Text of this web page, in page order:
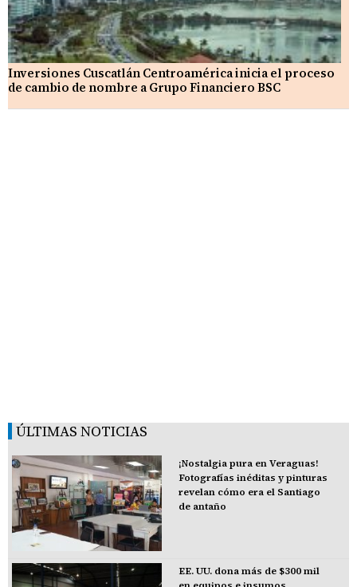
Inversiones Cuscatlán Centroamérica inicia el proceso
de cambio de nombre a Grupo Financiero BSC
ÚLTIMAS NOTICIAS
¡Nostalgia pura en Veraguas!
Fotografías inéditas y pinturas
revelan cómo era el Santiago
de antaño
EE. UU. dona más de $300 mil